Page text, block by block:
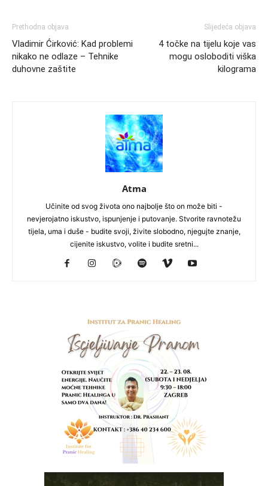
Prethodna objava
Vladimir Ćirković: Kad problemi
nikako ne odlaze – Tehnike
duhovne zaštite
Slijedeća objava
4 točke na tijelu koje vas
mogu osloboditi viška
kilograma
Atma
Učinite od svog života ono najbolje što on može biti -
nevjerojatno iskustvo, ispunjenje i putovanje. Stvorite ravnotežu
tijela, uma i duše - budite svoji, živite slobodno, njegujte znanje,
cijenite iskustvo, volite i budite sretni...